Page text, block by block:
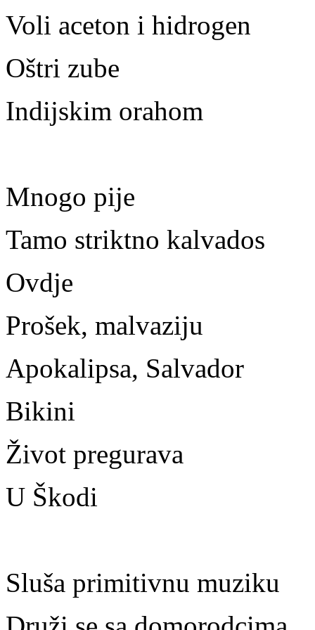
Voli aceton i hidrogen
Oštri zube
Indijskim orahom
Mnogo pije
Tamo striktno kalvados
Ovdje
Prošek, malvaziju
Apokalipsa, Salvador
Bikini
Život pregurava
U Škodi
Sluša primitivnu muziku